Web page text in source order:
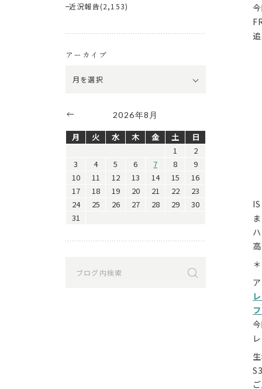
近況報告(2,153)
アーカイブ
2026年8月
月 火 水 木 金 土
日
1
2
3
4 5 6 7 8
9
10
11 12 13 14 15
16
17
18 19 20 21 22
23
24
25 26 27 28 29
30
31